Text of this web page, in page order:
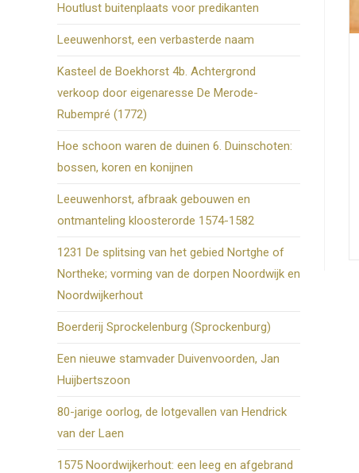
Houtlust buitenplaats voor predikanten
Leeuwenhorst, een verbasterde naam
Kasteel de Boekhorst 4b. Achtergrond
verkoop door eigenaresse De Merode-
Rubempré (1772)
Hoe schoon waren de duinen 6. Duinschoten:
bossen, koren en konijnen
Leeuwenhorst, afbraak gebouwen en
ontmanteling kloosterorde 1574-1582
1231 De splitsing van het gebied Nortghe of
Northeke; vorming van de dorpen Noordwijk en
Noordwijkerhout
Boerderij Sprockelenburg (Sprockenburg)
Een nieuwe stamvader Duivenvoorden, Jan
Huijbertszoon
80-jarige oorlog, de lotgevallen van Hendrick
van der Laen
1575 Noordwijkerhout: een leeg en afgebrand